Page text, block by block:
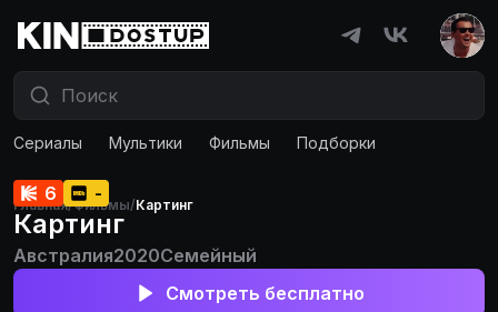
Сериалы Мультики Фильмы Подборки
Главная/Фильмы/Картинг
6 -
Картинг
Австралия2020Семейный
Смотреть бесплатно